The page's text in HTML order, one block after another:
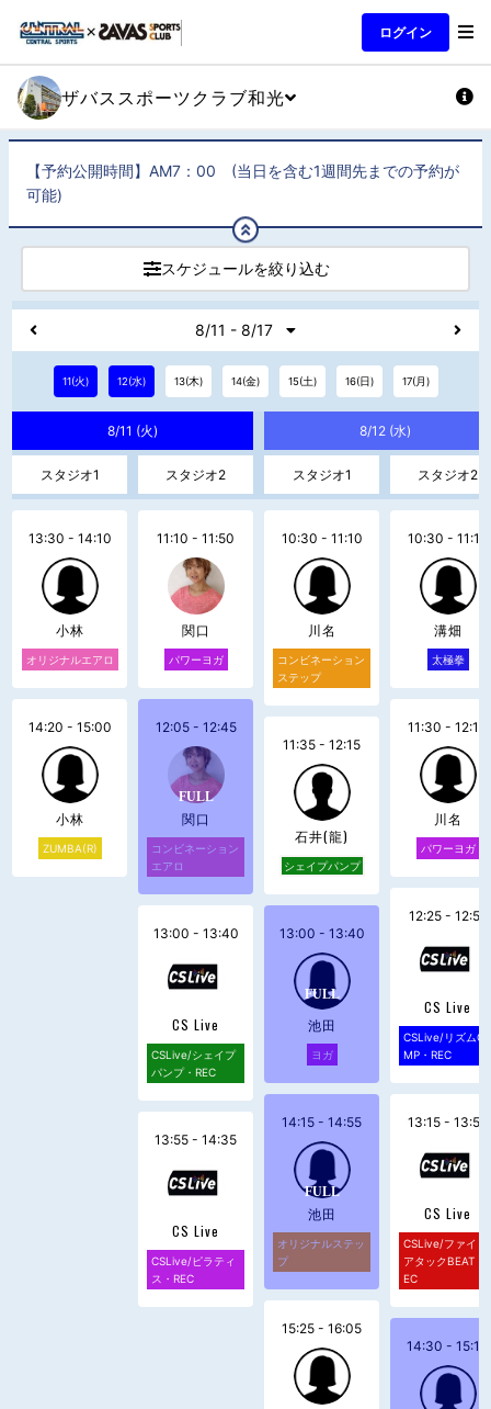
ログイン
ザバススポーツクラブ和光
【予約公開時間】AM7：00 (当日を含む1週間先までの予約が
可能)
スケジュールを絞り込む
8/11 - 8/17
11(火) 12(水) 13(木) 14(金) 15(土) 16(日) 17(月)
8/11 (火)
スタジオ1 スタジオ2
8/12 (水)
スタジオ1 スタジオ2
13:30 - 14:10
小林
オリジナルエアロ
14:20 - 15:00
小林
ZUMBA(R)
11:10 - 11:50
関口
パワーヨガ
12:05 - 12:45
関口
コンビネーション
エアロ
13:00 - 13:40
CS Live
CSLive/シェイプ
パンプ・REC
13:55 - 14:35
CS Live
CSLive/ピラティ
ス・REC
10:30 - 11:10
川名
コンビネーション
ステップ
11:35 - 12:15
石井(龍)
シェイプパンプ
13:00 - 13:40
池田
ヨガ
14:15 - 14:55
池田
オリジナルステッ
プ
15:25 - 16:05
10:30 - 11:10
溝畑
太極拳
11:30 - 12:10
川名
パワーヨガ
12:25 - 12:55
CS Live
CSLive/リズム
MP・REC
13:15 - 13:55
CS Live
CSLive/ファイト
アタックBEAT・
EC
14:30 - 15:10